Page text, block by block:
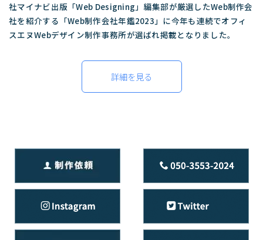
社マイナビ出版「Web Designing」編集部が厳選したWeb制作会
社を紹介する「Web制作会社年鑑2023」に今年も連続でオフィ
スエヌWebデザイン制作事務所が選ばれ掲載となりました。
詳細を見る